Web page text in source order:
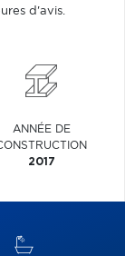
d'avis.
ANNÉE DE
2017